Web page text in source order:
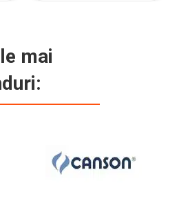
mai